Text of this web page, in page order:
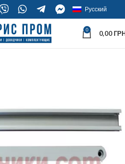
Русский
0 0,00